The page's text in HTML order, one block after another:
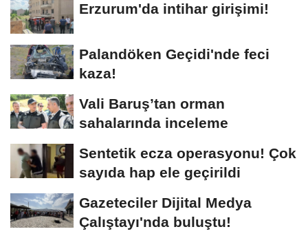
Erzurum'da intihar girişimi!
Palandöken Geçidi'nde feci
kaza!
Vali Baruş’tan orman
sahalarında inceleme
Sentetik ecza operasyonu! Çok
sayıda hap ele geçirildi
Gazeteciler Dijital Medya
Çalıştayı'nda buluştu!